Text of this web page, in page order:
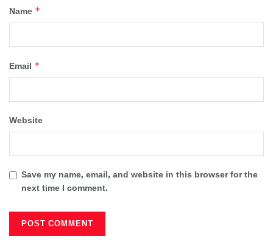
Name *
Email *
Website
Save my name, email, and website in this browser for the
next time I comment.